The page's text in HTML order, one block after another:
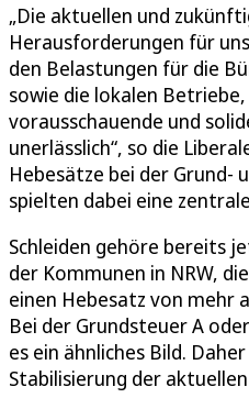
„Die aktuellen und
Herausforderungen für
den Belastungen für die
sowie die lokalen
vorausschauende und
unerlässlich“, so die
Hebesätze bei der Grund-
spielten dabei eine
Schleiden gehöre bereits
der Kommunen in NRW,
einen Hebesatz von mehr
Bei der Grundsteuer A
es ein ähnliches Bild.
Stabilisierung der